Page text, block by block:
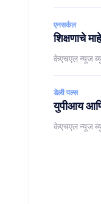
एनसर्कल
शिक्षणाचे
केएचएल न्यूज
डेली पल्स
युपीआय आणि
केएचएल न्यूज